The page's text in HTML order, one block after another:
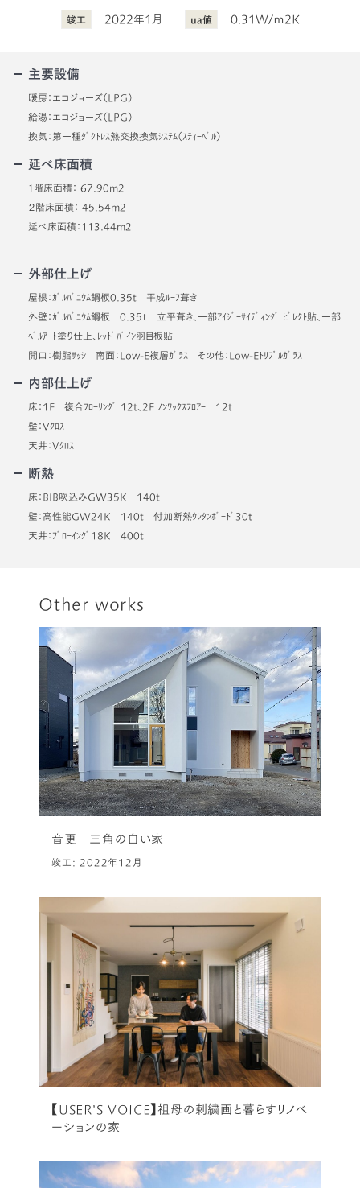
竣工 2022年1月 ua値 0.31W/ｍ2K
主要設備
暖房：エコジョーズ（LPG）
給湯：エコジョーズ（LPG）
換気：第一種ﾀﾞｸﾄﾚｽ熱交換換気ｼｽﾃﾑ（ｽﾃｨｰﾍﾞﾙ）
延べ床面積
１階床面積： 67.90m2
２階床面積： 45.54m2
延べ床面積：113.44m2
外部仕上げ
屋根：ｶﾞﾙﾊﾞﾆｳﾑ鋼板0.35t 平成ﾙｰﾌ葺き
外壁：ｶﾞﾙﾊﾞﾆｳﾑ鋼板 0.35ｔ 立平葺き、一部ｱｲｼﾞｰｻｲﾃﾞｨﾝｸﾞ ﾋﾞﾚｸﾄ貼、一部
ﾍﾞﾙｱｰﾄ塗り仕上、ﾚｯﾄﾞﾊﾟｲﾝ羽目板貼
開口：樹脂ｻｯｼ 南面：Low-E複層ｶﾞﾗｽ その他：Low-Eﾄﾘﾌﾟﾙｶﾞﾗｽ
内部仕上げ
床：1F 複合ﾌﾛｰﾘﾝｸﾞ 12t、2F ﾉﾝﾜｯｸｽﾌﾛｱｰ 12t
壁：Vｸﾛｽ
天井：Vｸﾛｽ
断熱
床：BIB吹込みGW35K 140t
壁：高性能GW24K 140t 付加断熱ｳﾚﾀﾝﾎﾞｰﾄﾞ30t
天井：ﾌﾞﾛｰｲﾝｸﾞ18K 400t
Other works
音更 三角の白い家
竣工: 2022年12月
【USER’S VOICE】祖母の刺繍画と暮らすリノベ
ーションの家